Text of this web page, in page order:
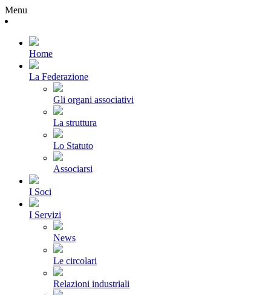
Menu
Home
La Federazione
Gli organi associativi
La struttura
Lo Statuto
Associarsi
I Soci
I Servizi
News
Le circolari
Relazioni industriali